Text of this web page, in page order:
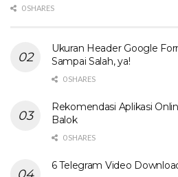
0 SHARES
Ukuran Header Google
Sampai Salah, ya!
0 SHARES
Rekomendasi Aplikasi
Balok
0 SHARES
6 Telegram Video